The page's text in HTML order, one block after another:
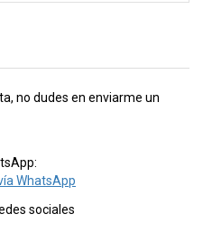
no dudes en enviarme un
WhatsApp
sociales